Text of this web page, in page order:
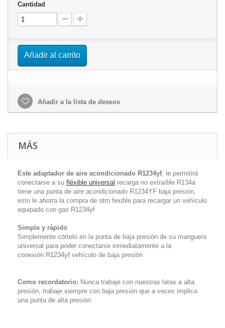
Cantidad
Añadir al carrito
Añadir a la lista de deseos
MÁS
Este adaptador de aire acondicionado R1234yf, le permitirá
conectarse a su fléxible universal recarga no extraíble R134a
tiene una punta de aire acondicionado R1234YF baja presión,
esto le ahorra la compra de otro fexible para recargar un vehículo
equipado con gas R1234yf
Simple y rápido
Simplemente córtelo en la punta de baja presión de su manguera
universal para poder conectarse inmediatamente a la
conexión R1234yf vehículo de baja presión
Como recordatorio: Nunca trabaje con nuestras latas a alta
presión, trabaje siempre con baja presión que a veces implica
una punta de alta presión